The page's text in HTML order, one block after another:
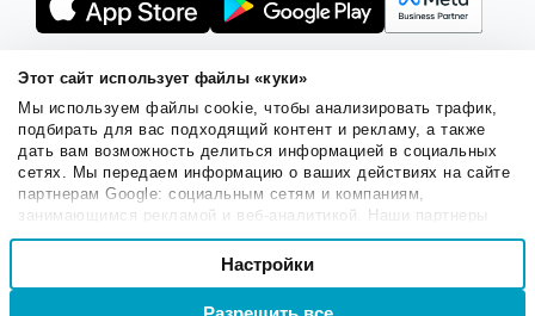
Этот сайт использует файлы «куки»
Мы используем файлы cookie, чтобы анализировать трафик,
подбирать для вас подходящий контент и рекламу, а также
дать вам возможность делиться информацией в социальных
сетях. Мы передаем информацию о ваших действиях на сайте
партнерам Google: социальным сетям и компаниям,
занимающимся рекламой и веб-аналитикой. Наши партнеры
могут комбинировать эти сведения с предоставленной вами
информацией, а также данными, которые они получили при
использовании вами их сервисов.
Выбор
Настройки
Правила использованияБезопасность SendPulse
Политика конфиденциальности Политика Cookies
© 2015 - 2026. SendPulse Inc. Все права защищены.